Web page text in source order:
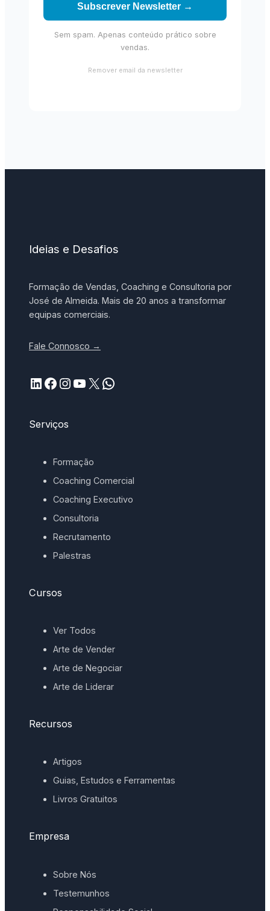
Subscrever Newsletter →
Sem spam. Apenas conteúdo prático sobre
vendas.
Remover email da newsletter
Ideias e Desafios
Formação de Vendas, Coaching e Consultoria por
José de Almeida. Mais de 20 anos a transformar
equipas comerciais.
Fale Connosco →
LinkedIn Facebook InstagramYouTube X WhatsApp
Serviços
Formação
Coaching Comercial
Coaching Executivo
Consultoria
Recrutamento
Palestras
Cursos
Ver Todos
Arte de Vender
Arte de Negociar
Arte de Liderar
Recursos
Artigos
Guias, Estudos e Ferramentas
Livros Gratuitos
Empresa
Sobre Nós
Testemunhos